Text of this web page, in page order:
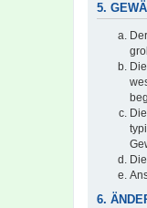
5.
6.